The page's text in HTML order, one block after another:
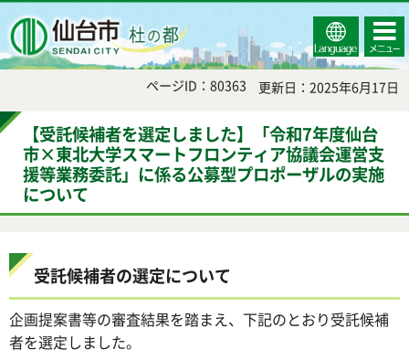
Select
Language
コンテ
ンツメ
ニュー
ページID：80363 更新日：2025年6月17日
【受託候補者を選定しました】「令和7年度仙台
市×東北大学スマートフロンティア協議会運営支
援等業務委託」に係る公募型プロポーザルの実施
について
受託候補者の選定について
企画提案書等の審査結果を踏まえ、下記のとおり受託候補
者を選定しました。